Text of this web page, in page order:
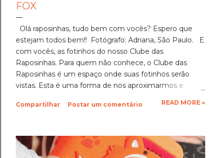
FOX
Olá raposinhas, tudo bem com vocês? Espero que
estejam todos bem!! Fotógrafo: Adriana, São Paulo. E
com vocês, as fotinhos do nosso Clube das
Raposinhas. Para quem não conhece, o Clube das
Raposinhas é um espaço onde suas fotinhos serão
vistas. Esta é uma forma de nos aproximarmos e
basta enviar suas fotinhos para o nosso e-mail
onde você é, e se preferir, contar um pouquinho sobre
suas fotinhos. Fique a vontade! Ficarei muito feliz de
Compartilhar Postar um comentário READ MORE »